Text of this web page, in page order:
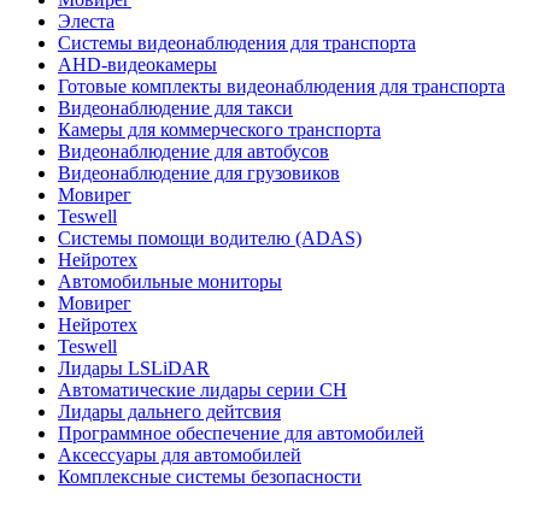
Элеста
Системы видеонаблюдения для транспорта
AHD-видеокамеры
Готовые комплекты видеонаблюдения для транспорта
Видеонаблюдение для такси
Камеры для коммерческого транспорта
Видеонаблюдение для автобусов
Видеонаблюдение для грузовиков
Мовирег
Teswell
Системы помощи водителю (ADAS)
Нейротех
Автомобильные мониторы
Мовирег
Нейротех
Teswell
Лидары LSLiDAR
Автоматические лидары серии CH
Лидары дальнего дейтсвия
Программное обеспечение для автомобилей
Аксессуары для автомобилей
Комплексные системы безопасности